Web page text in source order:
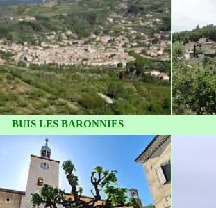
BUIS LES BARONNIES